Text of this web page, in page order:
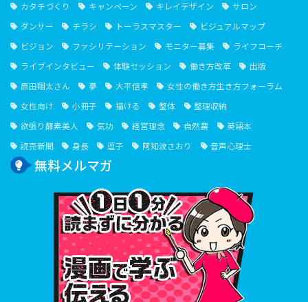
カタチづくり
キャンペーン キレイデザイン
サロン
ダンサー
チラシ トーラスマスター
ビジュアルマップ
ビジョン
ファシリテーション モニター募集
ライフコーチ
ライブインタビュー
体験セッション 働き方改革
出版
原田翔太さん
夢 大平信孝
女性の働き方生き方フォーラム
女性向け
小冊子 描ける 整体
整理収納
欲張り酵素美人
気功 経営理念 自然農
英語本
読売新聞
身長 逗子 阿知波さおり 音声心理士
無料メルマガ